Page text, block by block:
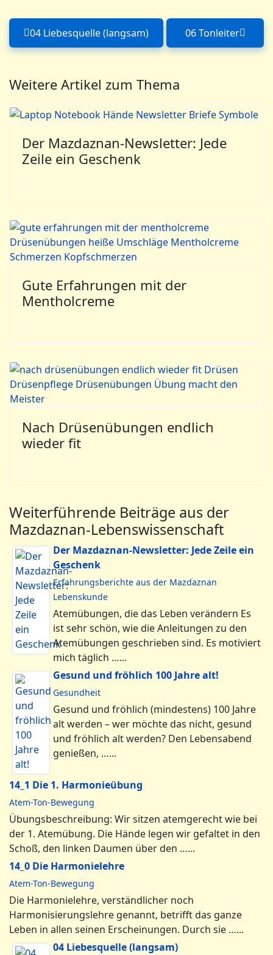
Vorheriger Beitrag: 04 Liebesquelle
04 Liebesquelle (langsam) Nächster
06 Tonleiter
Weitere Artikel zum Thema
Der Mazdaznan-Newsletter: Jede
Zeile ein Geschenk
Gute Erfahrungen mit der
Mentholcreme
Nach Drüsenübungen endlich
wieder fit
Weiterführende Beiträge aus der
Mazdaznan-Lebenswissenschaft
Der Mazdaznan-Newsletter: Jede Zeile ein
Geschenk
Erfahrungsberichte aus der Mazdaznan
Lebenskunde
Atemübungen, die das Leben verändern Es
ist sehr schön, wie die Anleitungen zu den
Atemübungen geschrieben sind. Es motiviert
mich täglich …...
Gesund und fröhlich 100 Jahre alt!
Gesundheit
Gesund und fröhlich (mindestens) 100 Jahre
alt werden – wer möchte das nicht, gesund
und fröhlich alt werden? Den Lebensabend
genießen, …...
14_1 Die 1. Harmonieübung
Atem-Ton-Bewegung
Übungsbeschreibung: Wir sitzen atemgerecht wie bei
der 1. Atemübung. Die Hände legen wir gefaltet in den
Schoß, den linken Daumen über den …...
14_0 Die Harmonielehre
Atem-Ton-Bewegung
Die Harmonielehre, verständlicher noch
Harmonisierungslehre genannt, betrifft das ganze
Leben in allen seinen Erscheinungen. Durch sie …...
04 Liebesquelle (langsam)